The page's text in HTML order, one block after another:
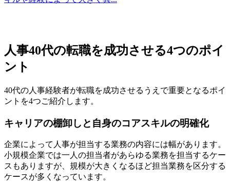
人事40代の転職を成功させる4つのポイ
ント
40代の人事経験者が転職を成功させるうえで重要となるポイ
ントを4つご紹介します。
キャリアの棚卸しと自身のコアスキルの明確化
企業によって人事が担当する業務の内容には幅があります。
小規模企業では一人の担当者があらゆる業務を担当するケー
スもありますが、規模が大きくなるほど担当業務を区分する
ケースが多くなっています。